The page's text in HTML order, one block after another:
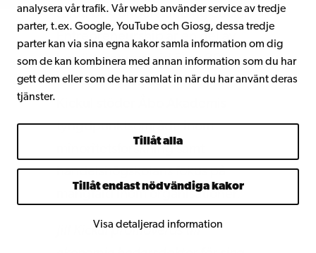
analysera vår trafik. Vår webb använder service av tredje
parter, t.ex. Google, YouTube och Giosg, dessa tredje
parter kan via sina egna kakor samla information om dig
som de kan kombinera med annan information som du har
gett dem eller som de har samlat in när du har använt deras
tjänster.
Tillåt alla
Tillåt endast nödvändiga kakor
Visa detaljerad information
sålda bok Understanding Social
Entrepreneurship är en del av
kurslitteraturen vid över 80
universitet världen över. Jill
tyngdpunktsområde inom
handelshögskolans fokus på
mångfald inom organisationer.
Jill Kickul promoveras till